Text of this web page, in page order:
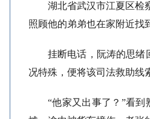
湖北省武汉市江夏区检
照顾他的弟弟也在家附近找
挂断电话，阮涛的思绪
况特殊，便将该司法救助线
“他家又出事了？”看